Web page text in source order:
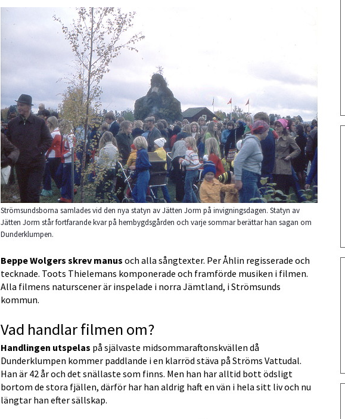
Strömsundsborna samlades vid den nya statyn av Jätten Jorm på invigningsdagen. Statyn av
Jätten Jorm står fortfarande kvar på hembygdsgården och varje sommar berättar han sagan om
Dunderklumpen.
Beppe Wolgers skrev manus och alla sångtexter. Per Åhlin regisserade och
tecknade. Toots Thielemans komponerade och framförde musiken i filmen.
Alla filmens naturscener är inspelade i norra Jämtland, i Strömsunds
kommun.
Vad handlar filmen om?
Handlingen utspelas på självaste midsommaraftonskvällen då
Dunderklumpen kommer paddlande i en klarröd stäva på Ströms Vattudal.
Han är 42 år och det snällaste som finns. Men han har alltid bott ödsligt
bortom de stora fjällen, därför har han aldrig haft en vän i hela sitt liv och nu
längtar han efter sällskap.